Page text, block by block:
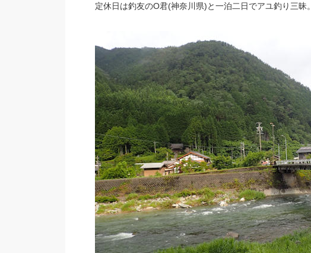
定休日は釣友のO君(神奈川県)と一泊二日でアユ釣り三昧。